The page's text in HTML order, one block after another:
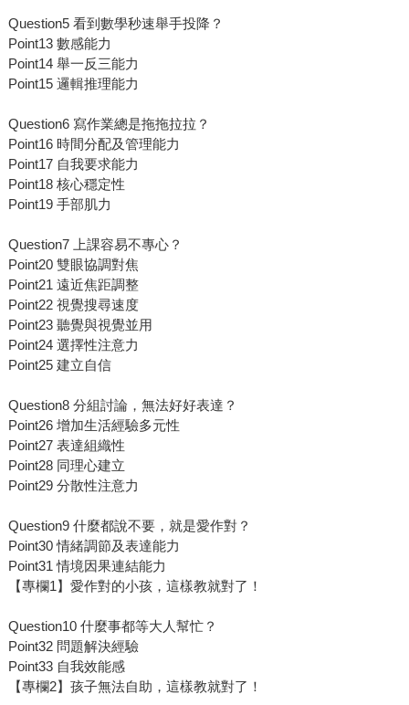
Question5 看到數學秒速舉手投降？
Point13 數感能力
Point14 舉一反三能力
Point15 邏輯推理能力
Question6 寫作業總是拖拖拉拉？
Point16 時間分配及管理能力
Point17 自我要求能力
Point18 核心穩定性
Point19 手部肌力
Question7 上課容易不專心？
Point20 雙眼協調對焦
Point21 遠近焦距調整
Point22 視覺搜尋速度
Point23 聽覺與視覺並用
Point24 選擇性注意力
Point25 建立自信
Question8 分組討論，無法好好表達？
Point26 增加生活經驗多元性
Point27 表達組織性
Point28 同理心建立
Point29 分散性注意力
Question9 什麼都說不要，就是愛作對？
Point30 情緒調節及表達能力
Point31 情境因果連結能力
【專欄1】愛作對的小孩，這樣教就對了！
Question10 什麼事都等大人幫忙？
Point32 問題解決經驗
Point33 自我效能感
【專欄2】孩子無法自助，這樣教就對了！